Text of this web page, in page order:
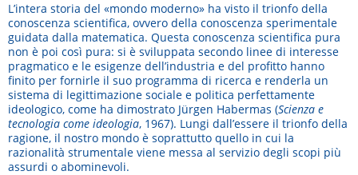
L’intera storia del «mondo moderno» ha visto il trionfo della
conoscenza scientifica, ovvero della conoscenza sperimentale
guidata dalla matematica. Questa conoscenza scientifica pura
non è poi così pura: si è sviluppata secondo linee di interesse
pragmatico e le esigenze dell’industria e del profitto hanno
finito per fornirle il suo programma di ricerca e renderla un
sistema di legittimazione sociale e politica perfettamente
ideologico, come ha dimostrato Jürgen Habermas (Scienza e
tecnologia come ideologia, 1967). Lungi dall’essere il trionfo della
ragione, il nostro mondo è soprattutto quello in cui la
razionalità strumentale viene messa al servizio degli scopi più
assurdi o abominevoli.